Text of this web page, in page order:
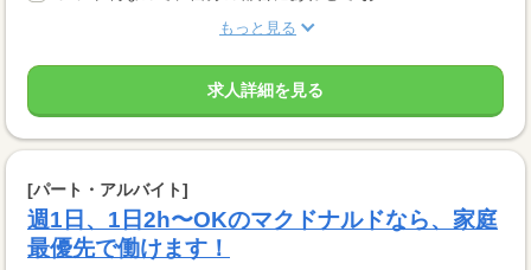
もっと見る
求人詳細を見る
[パート・アルバイト]
週1日、1日2h〜OKのマクドナルドなら、家庭
最優先で働けます！